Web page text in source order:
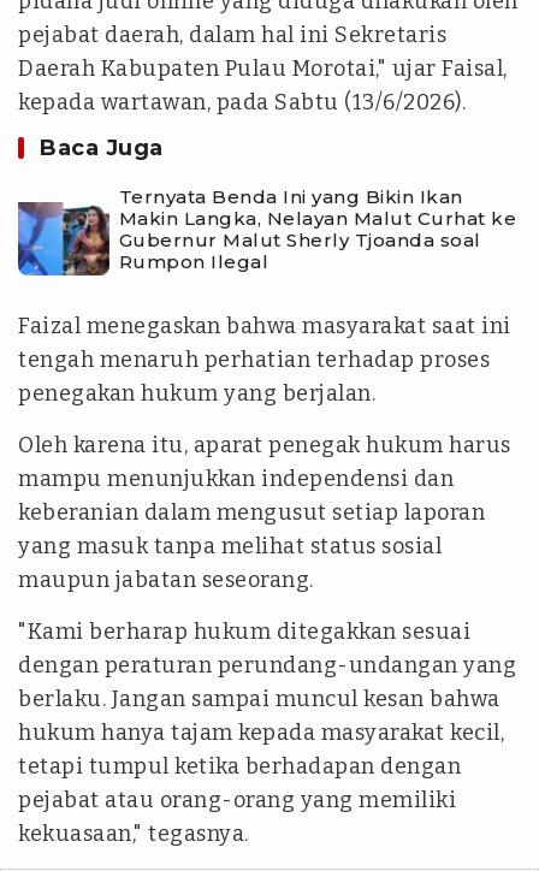
pejabat daerah, dalam hal ini Sekretaris
Daerah Kabupaten Pulau Morotai," ujar Faisal,
kepada wartawan, pada Sabtu (13/6/2026).
Baca Juga
Ternyata Benda Ini yang Bikin Ikan
Makin Langka, Nelayan Malut Curhat ke
Gubernur Malut Sherly Tjoanda soal
Rumpon Ilegal
Faizal menegaskan bahwa masyarakat saat ini
tengah menaruh perhatian terhadap proses
penegakan hukum yang berjalan.
Oleh karena itu, aparat penegak hukum harus
mampu menunjukkan independensi dan
keberanian dalam mengusut setiap laporan
yang masuk tanpa melihat status sosial
maupun jabatan seseorang.
"Kami berharap hukum ditegakkan sesuai
dengan peraturan perundang-undangan yang
berlaku. Jangan sampai muncul kesan bahwa
hukum hanya tajam kepada masyarakat kecil,
tetapi tumpul ketika berhadapan dengan
pejabat atau orang-orang yang memiliki
kekuasaan," tegasnya.